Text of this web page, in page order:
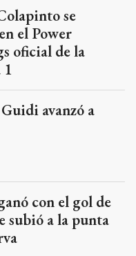
se
el Power
oficial de la
avanzó a
con el gol de
subió a la punta